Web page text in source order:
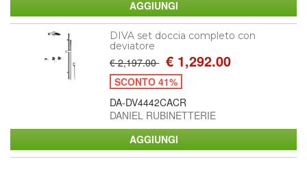
DIVA set doccia completo con
deviatore
€ 2,197.00 € 1,292.00
SCONTO 41%
DA-DV4442CACR
DANIEL RUBINETTERIE